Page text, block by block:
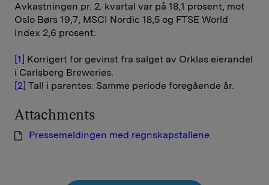
Avkastningen pr. 2. kvartal var på 18,1 prosent, mot
Oslo Børs 19,7, MSCI Nordic 18,5 og FTSE World
Index 2,6 prosent.
[1] Korrigert for gevinst fra salget av Orklas eierandel
i Carlsberg Breweries.
[2] Tall i parentes: Samme periode foregående år.
Attachments
Pressemeldingen med regnskapstallene